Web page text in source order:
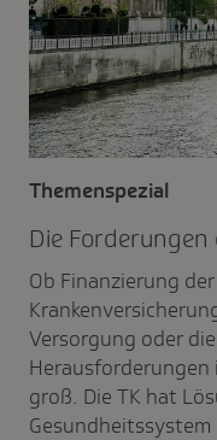
Die Forde­rungen
Themenspezial
Ob Finanzierung
Versorgung oder
groß. Die TK hat